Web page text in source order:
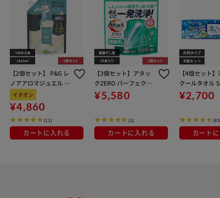
【2個セット】 P&G レ
ノアアロマジュエル 詰
替 超特大サイズ ホワイ
トティー 1410ml
イチオシ
¥4,860
(11)
カートに入れる
【3個セット】アタッ
クZERO パーフェクト
スティック 部屋干し 5
5本入り
¥5,580
(2)
カートに入れる
【4個セット
クールタオル
¥2,700
カート